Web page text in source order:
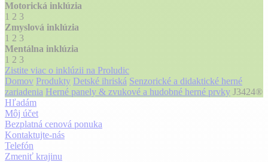
Motorická inklúzia
1 2 3
Zmyslová inklúzia
1 2 3
Mentálna inklúzia
1 2 3
Zistite viac o inklúzii na Proludic
Domov Produkty Detské ihriská Senzorické a didaktické herné
zariadenia Herné panely & zvukové a hudobné herné prvky J3424®
Hľadám
Môj účet
Bezplatná cenová ponuka
Kontaktujte-nás
Telefón
Zmeniť krajinu